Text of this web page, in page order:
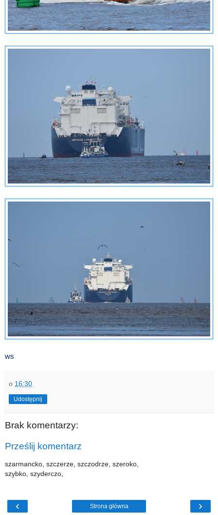
ws
o 16:30
Udostępnij
Brak komentarzy:
Prześlij komentarz
szarmancko, szczerze, szczodrze, szeroko,
szybko, szyderczo,
‹ ›
Strona główna